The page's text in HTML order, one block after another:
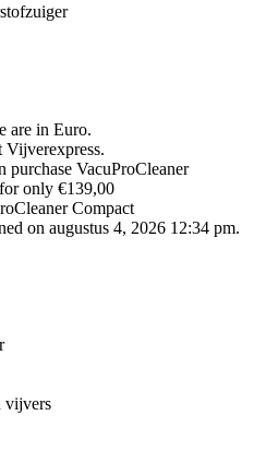
are in Euro.
Vijverexpress.
purchase VacuProCleaner
only €139,00
Compact
on augustus 4, 2026 12:34 pm.
vijvers